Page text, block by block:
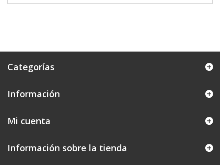
Categorías
Información
Mi cuenta
Información sobre la tienda